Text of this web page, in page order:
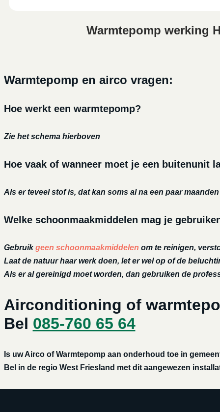
Warmtepomp werking
Warmtepomp en airco vragen:
Hoe werkt een warmtepomp?
Zie het schema hierboven
Hoe vaak of wanneer moet je een buitenunit
Als er teveel stof is, dat kan soms al na een paar
Welke schoonmaakmiddelen mag je
Gebruikgeen schoonmaakmiddelen om te reinigen,
Laat de natuur haar werk doen, let er wel op of de
Als er al gereinigd moet worden, dan gebruiken de
Airconditioning of
Bel 085-760 65 64
Is uw Airco of Warmtepomp aan onderhoud toe in
Bel in de regio West Friesland met dit aangewezen